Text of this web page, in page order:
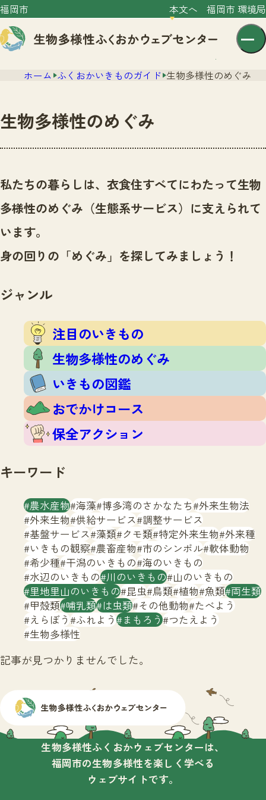
福岡市 本文へ 福岡市 環境局
センター紹介
センター紹介TOP
サイトポリシー
ニュース
いきものガイド
いきものガイドTOP
生物多様性のめぐみ
おでかけコース
保全アクション
イベント
調査レポート
調査レポートTOP
調査結果
ふくおかいきものマップ
マッチング
マッチングTOP
掲載申し込みフォーム
お問合せ
生物多様性ふくおかウェブセンターとは
サイトマップ
ホーム ふくおかいきものガイド 生物多様性のめぐみ
生物多様性のめぐみ
私たちの暮らしは、衣食住すべてにわたって生物
多様性のめぐみ（生態系サービス）に支えられて
います。
身の回りの「めぐみ」を探してみましょう！
ジャンル
注目のいきもの
生物多様性のめぐみ
いきもの図鑑
おでかけコース
保全アクション
キーワード
農水産物 海藻 博多湾のさかなたち 外来生物法
外来生物 供給サービス 調整サービス
基盤サービス 藻類 クモ類 特定外来生物 外来種
いきもの観察 農畜産物 市のシンボル 軟体動物
希少種 干潟のいきもの 海のいきもの
水辺のいきもの 川のいきもの 山のいきもの
里地里山のいきもの 昆虫 鳥類 植物 魚類 両生類
甲殻類 哺乳類 は虫類 その他動物 たべよう
えらぼう ふれよう まもろう つたえよう
生物多様性
記事が見つかりませんでした。
生物多様性ふくおかウェブセンターは、
福岡市の生物多様性を楽しく学べる
ウェブサイトです。